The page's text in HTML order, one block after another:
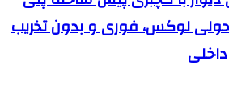
تحولی لوکس، فوری و بدون تخریب